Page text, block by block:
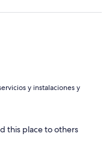
y instalaciones y
this place to others